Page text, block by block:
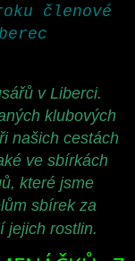
členové
v Liberci.
klubových
našich cestách
ve sbírkách
které jsme
sbírek za
jejich rostlin.